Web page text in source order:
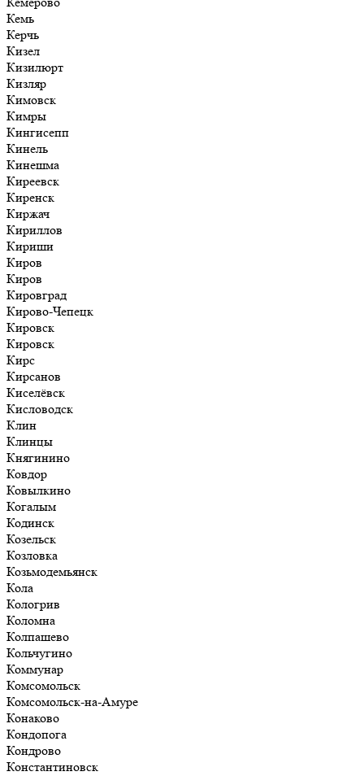
Кемь
Керчь
Кизел
Кизилюрт
Кизляр
Кимовск
Кимры
Кингисепп
Кинель
Кинешма
Киреевск
Киренск
Киржач
Кириллов
Кириши
Киров
Киров
Кировград
Кирово-Чепецк
Кировск
Кировск
Кирс
Кирсанов
Киселёвск
Кисловодск
Клин
Клинцы
Княгинино
Ковдор
Ковылкино
Когалым
Кодинск
Козельск
Козловка
Козьмодемьянск
Кола
Кологрив
Коломна
Колпашево
Кольчугино
Коммунар
Комсомольск
Комсомольск-на-Амуре
Конаково
Кондопога
Кондрово
Константиновск